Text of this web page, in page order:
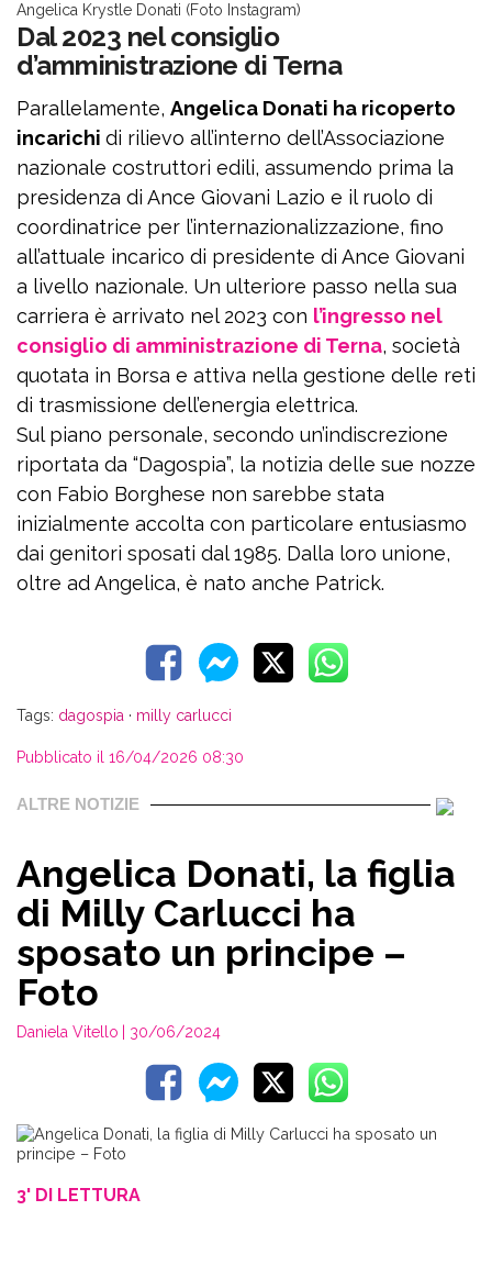
Angelica Krystle Donati (Foto Instagram)
Dal 2023 nel consiglio
d’amministrazione di Terna
Parallelamente, Angelica Donati ha ricoperto
incarichi di rilievo all’interno dell’Associazione
nazionale costruttori edili, assumendo prima la
presidenza di Ance Giovani Lazio e il ruolo di
coordinatrice per l’internazionalizzazione, fino
all’attuale incarico di presidente di Ance Giovani
a livello nazionale. Un ulteriore passo nella sua
carriera è arrivato nel 2023 con l’ingresso nel
consiglio di amministrazione di Terna, società
quotata in Borsa e attiva nella gestione delle reti
di trasmissione dell’energia elettrica.
Sul piano personale, secondo un’indiscrezione
riportata da “Dagospia”, la notizia delle sue nozze
con Fabio Borghese non sarebbe stata
inizialmente accolta con particolare entusiasmo
dai genitori sposati dal 1985. Dalla loro unione,
oltre ad Angelica, è nato anche Patrick.
Tags: dagospia · milly carlucci
Pubblicato il 16/04/2026 08:30
ALTRE NOTIZIE
Angelica Donati, la figlia
di Milly Carlucci ha
sposato un principe –
Foto
Daniela Vitello | 30/06/2024
3' DI LETTURA